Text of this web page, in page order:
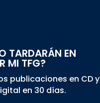
TARDARÁN EN
MI TFG?
publicaciones en CD y
en 30 días.